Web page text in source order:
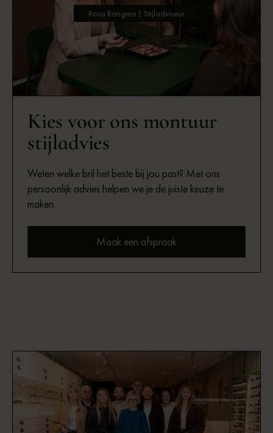
Kies voor ons montuur
stijladvies
Weten welke bril het beste bij jou past? Met ons
persoonlijk advies helpen we je de juiste keuze te
maken.
Maak een afspraak
Rosa Bangma | Stijladviseur